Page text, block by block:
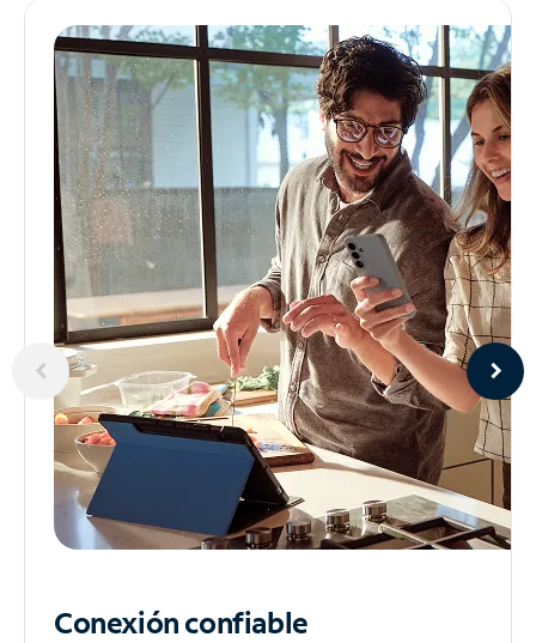
Conexión confiable